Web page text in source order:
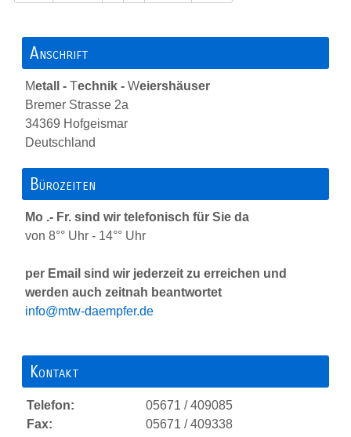
Anschrift
Metall - Technik - Weiershäuser
Bremer Strasse 2a
34369 Hofgeismar
Deutschland
Bürozeiten
Mo .- Fr. sind wir telefonisch für Sie da
von 8°° Uhr - 14°° Uhr
per Email sind wir jederzeit zu erreichen und
werden auch zeitnah beantwortet
info@mtw-daempfer.de
Kontakt
Telefon:
05671 / 409085
Fax:
05671 / 409338